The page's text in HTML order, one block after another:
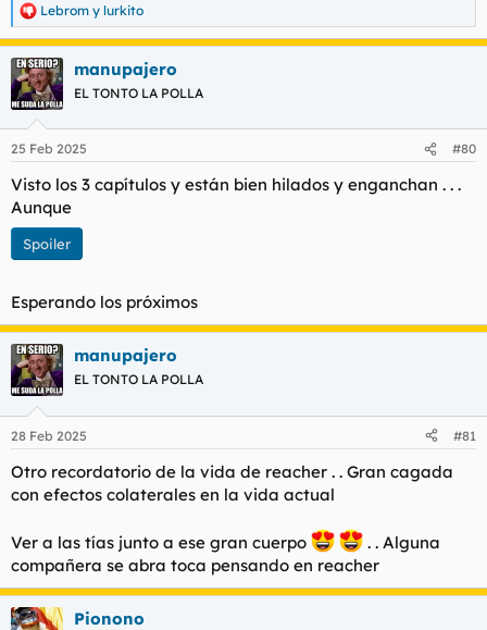
R
e
a
c
c
i
e
s
:
Lebrom y lurkito
manupajero
EL TONTO LA POLLA
25 Feb 2025 #80
Visto los 3 capítulos y están bien hilados y enganchan . . .
Aunque
Spoiler
Esperando los próximos
manupajero
EL TONTO LA POLLA
28 Feb 2025 #81
Otro recordatorio de la vida de reacher . . Gran cagada
con efectos colaterales en la vida actual
Ver a las tías junto a ese gran cuerpo
. . Alguna
compañera se abra toca pensando en reacher
Pionono